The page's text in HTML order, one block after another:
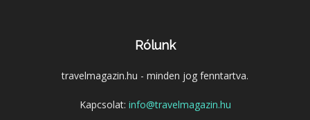
Rólunk
travelmagazin.hu - minden jog fenntartva.
Kapcsolat: info@travelmagazin.hu